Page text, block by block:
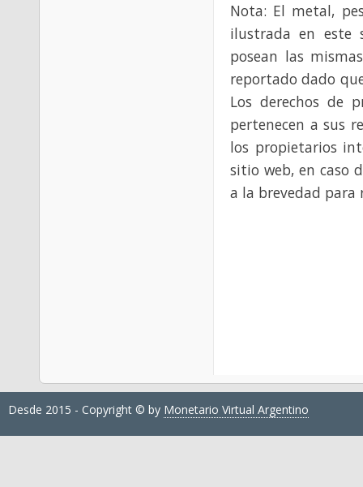
Nota: El metal,
ilustrada en este
posean las
reportado dado
Los derechos de
pertenecen a sus
los propietarios
sitio web, en caso
a la brevedad para
Desde 2015 - Copyright © by Monetario Virtual Argentino